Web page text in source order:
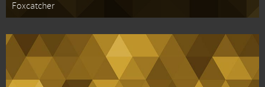
Foxcatcher